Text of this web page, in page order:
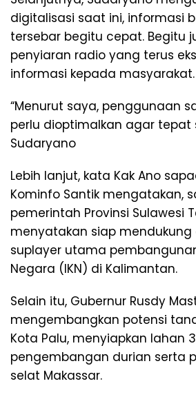
digitalisasi saat ini, informasi
tersebar begitu cepat. Begitu
penyiaran radio yang terus
informasi kepada masyarakat.
“Menurut saya, penggunaan
perlu dioptimalkan agar tepat
Sudaryano
Lebih lanjut, kata Kak Ano
Kominfo Santik mengatakan,
pemerintah Provinsi Sulawesi
menyatakan siap
suplayer utama
Negara (IKN) di Kalimantan.
Selain itu, Gubernur Rusdy
mengembangkan potensi
Kota Palu, menyiapkan lahan
pengembangan durian serta
selat Makassar.